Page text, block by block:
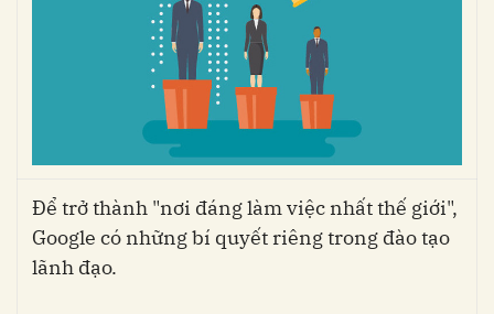
Để trở thành "nơi đáng làm việc nhất thế giới",
Google có những bí quyết riêng trong đào tạo
lãnh đạo.